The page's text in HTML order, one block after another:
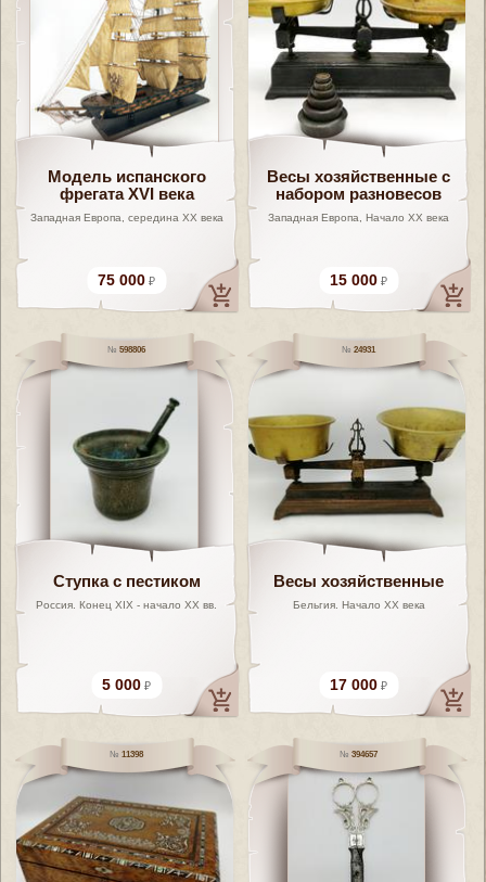
Модель испанского
фрегата XVI века
Западная Европа, середина XX века
75 000
Весы хозяйственные с
набором разновесов
Западная Европа, Начало XX века
15 000
598806
Ступка с пестиком
Россия. Конец XIX - начало XX вв.
5 000
24931
Весы хозяйственные
Бельгия. Начало XX века
17 000
11398 394657